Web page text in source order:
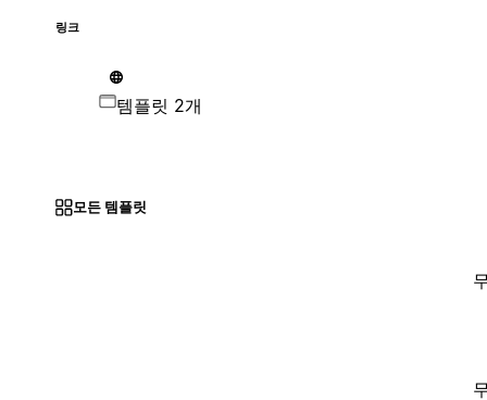
링크
템플릿 2개
모든 템플릿